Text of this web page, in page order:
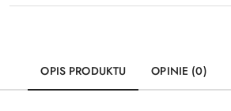
OPIS PRODUKTU OPINIE (0)